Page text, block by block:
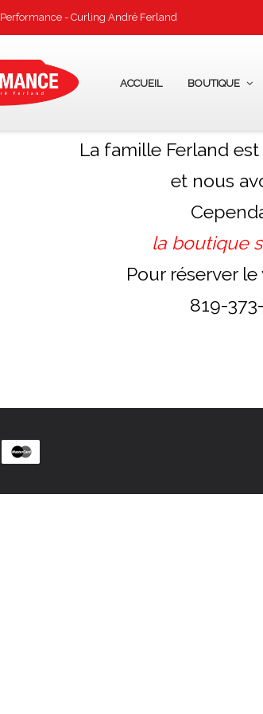
Performance - Curling André Ferland
ACCUEIL BOUTIQUE
La famille Ferland
et nous
la boutique
Pour réserver
819-